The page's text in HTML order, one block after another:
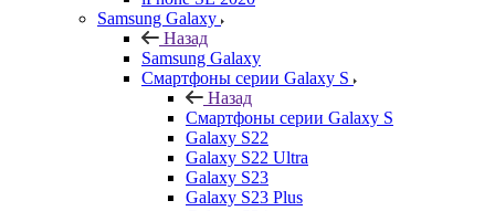
Samsung Galaxy
Назад
Samsung Galaxy
Смартфоны серии Galaxy S
Назад
Смартфоны серии Galaxy S
Galaxy S22
Galaxy S22 Ultra
Galaxy S23
Galaxy S23 Plus